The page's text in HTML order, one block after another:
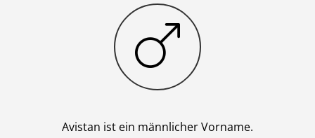
Junge
Avistan ist ein männlicher Vorname.